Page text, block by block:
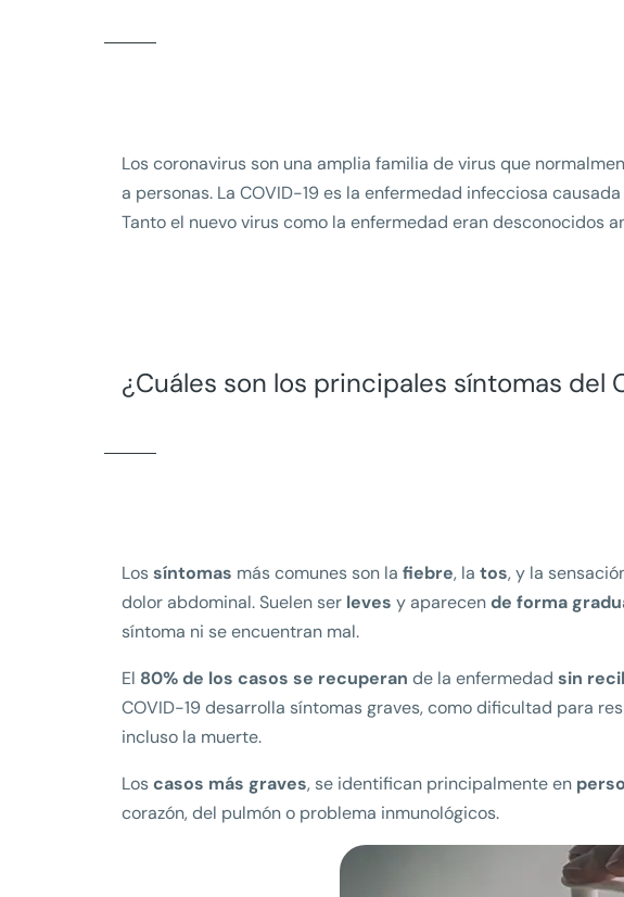
Los coronavirus son una amplia familia de virus que
a personas. La COVID-19 es la enfermedad infecciosa
Tanto el nuevo virus como la enfermedad eran desconocidos
¿Cuáles son los principales síntomas del
Lossíntomas más comunes son la fiebre, la tos, y la
dolor abdominal. Suelen ser leves y aparecende forma
síntoma ni se encuentran mal.
El 80% de los casos se recuperan de la enfermedad sin
COVID-19 desarrolla síntomas graves, como dificultad para
incluso la muerte.
Loscasos más graves, se identifican principalmente en
corazón, del pulmón o problema inmunológicos.